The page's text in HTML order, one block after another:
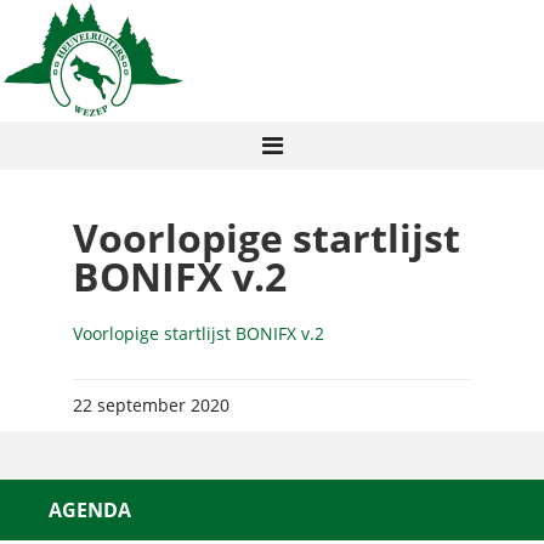
Voorlopige startlijst
BONIFX v.2
Voorlopige startlijst BONIFX v.2
22 september 2020
AGENDA